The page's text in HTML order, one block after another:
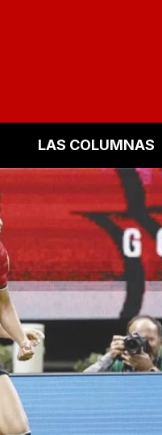
LAS COLUMNAS